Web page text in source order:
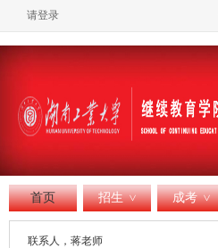
请登录
首页 招生 > 成考 >
联系人，蒋老师